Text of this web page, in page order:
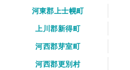
河東郡上士幌町
上川郡新得町
河西郡芽室町
河西郡更別村